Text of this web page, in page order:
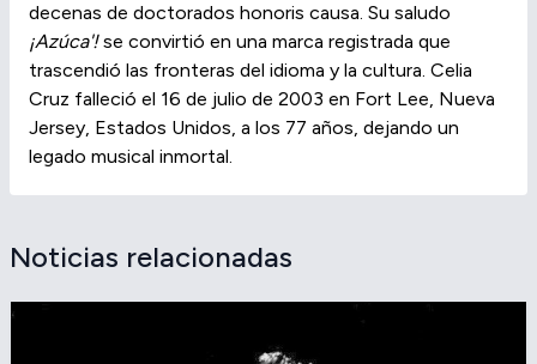
decenas de doctorados honoris causa. Su saludo
¡Azúca'!se convirtió en una marca registrada que
trascendió las fronteras del idioma y la cultura. Celia
Cruz falleció el 16 de julio de 2003 en Fort Lee, Nueva
Jersey, Estados Unidos, a los 77 años, dejando un
legado musical inmortal.
Noticias relacionadas